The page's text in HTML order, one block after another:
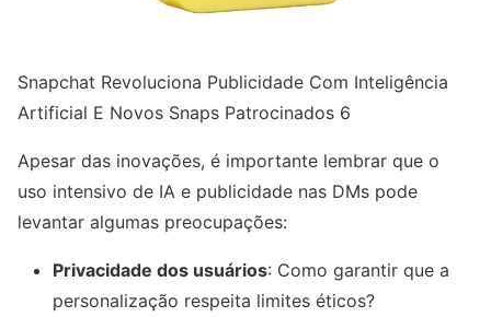
Snapchat Revoluciona Publicidade Com Inteligência
Artificial E Novos Snaps Patrocinados 6
Apesar das inovações, é importante lembrar que o
uso intensivo de IA e publicidade nas DMs pode
levantar algumas preocupações:
Privacidade dos usuários: Como garantir que a
personalização respeita limites éticos?